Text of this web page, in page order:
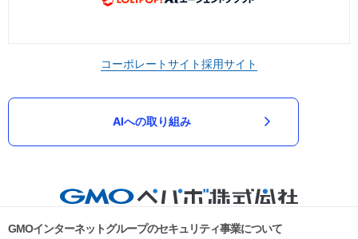
コーポレートサイト採用サイト
AIへの取り組み
GMOインターネットグループのセキュリティ事業について